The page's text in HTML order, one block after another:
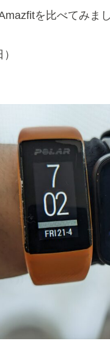
を比べてみまし